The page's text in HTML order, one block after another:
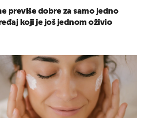
previše dobre za samo jedno
koji je još jednom oživio